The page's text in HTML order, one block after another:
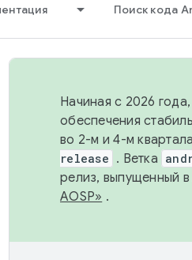
Поиск кода
Начиная с 2026
обеспечения
во 2-м и 4-м
release . Ветка
релиз, выпущенный
AOSP» .